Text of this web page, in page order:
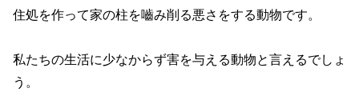
住処を作って家の柱を嚙み削る悪さをする動物です。
私たちの生活に少なからず害を与える動物と言えるでしょ
う。